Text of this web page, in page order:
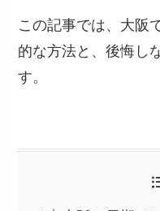
この記事では、大阪
的な方法と、後悔し
す。